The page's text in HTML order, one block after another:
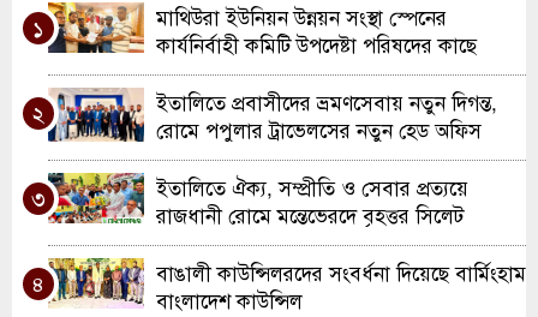
১
মাথিউরা ইউনিয়ন উন্নয়ন সংস্থা স্পেনের
কার্যনির্বাহী কমিটি উপদেষ্টা পরিষদের কাছে
দায়িত্ব হস্তান্তর
২
ইতালিতে প্রবাসীদের ভ্রমণসেবায় নতুন দিগন্ত,
রোমে পপুলার ট্রাভেলসের নতুন হেড অফিস
উদ্বোধন
৩
ইতালিতে ঐক্য, সম্প্রীতি ও সেবার প্রত্যয়ে
রাজধানী রোমে মন্তেভেরদে বৃহত্তর সিলেট
সমিতির যাত্রা
৪
বাঙালী কাউন্সিলরদের সংবর্ধনা দিয়েছে বার্মিংহাম
বাংলাদেশ কাউন্সিল